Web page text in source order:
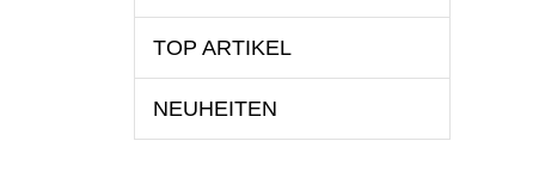
TOP ARTIKEL
NEUHEITEN